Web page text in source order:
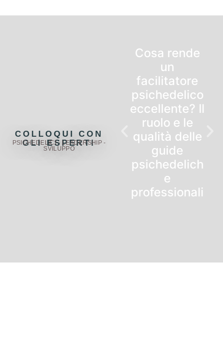
COLLOQUI CON
GLI ESPERTI
PSICHEDELICI - LEADERSHIP -
SVILUPPO
Cosa rende
un
facilitatore
psichedelico
eccellente? Il
ruolo e le
qualità delle
guide
psichedelich
e
professionali